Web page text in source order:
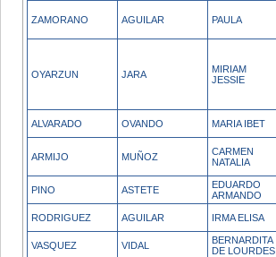
ZAMORANO AGUILAR PAULA
OYARZUN JARA
MIRIAM
JESSIE
ALVARADO OVANDO MARIA IBET
ARMIJO MUÑOZ
CARMEN
NATALIA
PINO ASTETE
EDUARDO
ARMANDO
RODRIGUEZ AGUILAR IRMA ELISA
VASQUEZ VIDAL
BERNARDITA
DE LOURDES